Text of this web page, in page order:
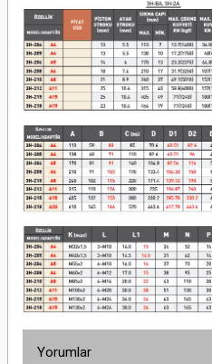
Yorumlar